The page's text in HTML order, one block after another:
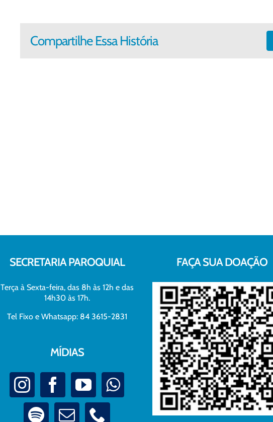
Compartilhe Essa História
SECRETARIA PAROQUIAL
Terça à Sexta-feira, das 8h às 12h e das
14h30 às 17h.
Tel Fixo e Whatsapp: 84 3615-2831
MÍDIAS
FAÇA SUA DOAÇÃO